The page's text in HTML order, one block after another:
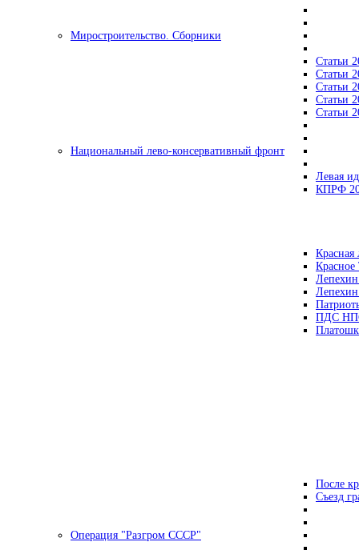
Миростроительство. Сборники
Статьи
Статьи
Статьи
Статьи
Статьи
Национальный лево-консервативный фронт
Левая
КПРФ
Красная
ПДС
После
Съезд
Операция "Разгром СССР"